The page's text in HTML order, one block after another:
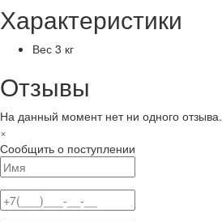
Характеристики
Вес 3 кг
Отзывы
На данный момент нет ни одного отзыва.
×
Сообщить о поступлении